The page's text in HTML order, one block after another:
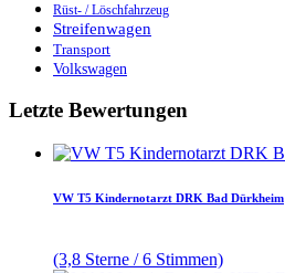
Rüst- / Löschfahrzeug
Streifenwagen
Transport
Volkswagen
Letzte Bewertungen
VW T5 Kindernotarzt DRK Bad Dürkheim
(3,8 Sterne / 6 Stimmen)